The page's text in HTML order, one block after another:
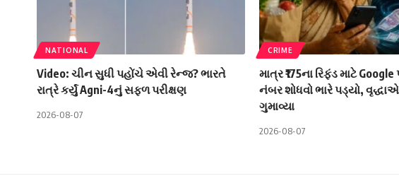
NATIONAL
Video: ચીન સુધી પહોંચે એવી રેન્જ? ભારતે
રાત્રે કર્યું Agni-4નું સફળ પરીક્ષણ
2026-08-07
CRIME
માત્ર ₹175ના રિફંડ માટે
નંબર શોધવો ભારે પડ્યો,
ગુમાવ્યા
2026-08-07